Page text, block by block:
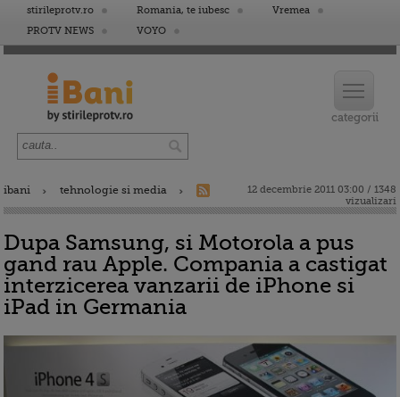
stirileprotv.ro Romania, te iubesc
Vremea
PROTV NEWS
VOYO
ibani tehnologie si media
12 decembrie 2011 03:00 / 1348
vizualizari
Dupa Samsung, si Motorola a pus
gand rau Apple. Compania a castigat
interzicerea vanzarii de iPhone si
iPad in Germania